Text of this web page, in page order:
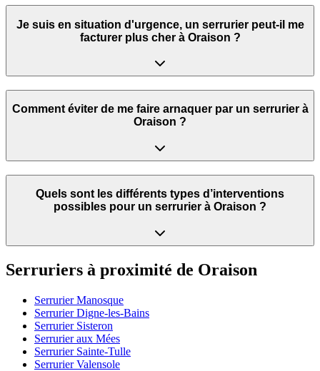
Je suis en situation d'urgence, un serrurier peut‑il me
facturer plus cher à Oraison ?
Comment éviter de me faire arnaquer par un serrurier à
Oraison ?
Quels sont les différents types d’interventions
possibles pour un serrurier à Oraison ?
Serruriers à proximité de Oraison
SerrurierManosque
SerrurierDigne-les-Bains
Serrurier Sisteron
Serrurieraux Mées
Serrurier Sainte-Tulle
SerrurierValensole